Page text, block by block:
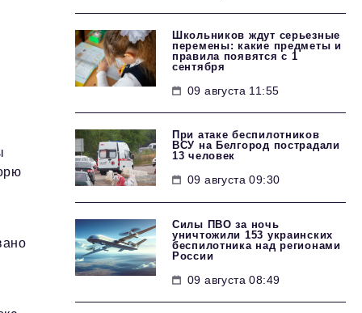
Школьников ждут серьезные
перемены: какие предметы и
правила появятся с 1
сентября
09 августа 11:55
При атаке беспилотников
ВСУ на Белгород пострадали
13 человек
09 августа 09:30
Силы ПВО за ночь
уничтожили 153 украинских
беспилотника над регионами
России
09 августа 08:49